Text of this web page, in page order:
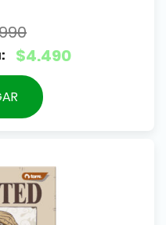
$4.490